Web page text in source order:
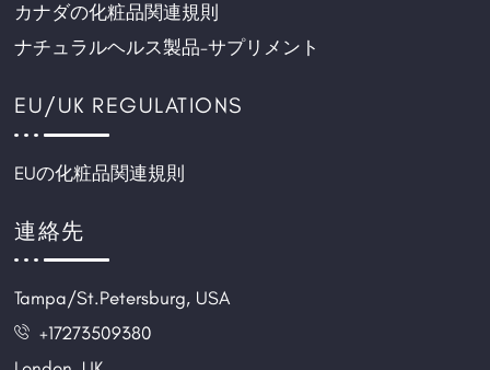
カナダの化粧品関連規則
ナチュラルヘルス製品-サプリメント
EU/UK REGULATIONS
EUの化粧品関連規則
連絡先
Tampa/St.Petersburg, USA
+17273509380